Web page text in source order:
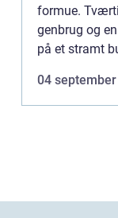
formue.
genbrug og
på et stramt
04